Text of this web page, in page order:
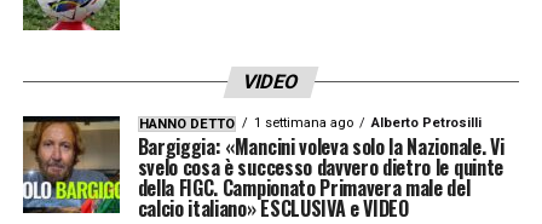
VIDEO
HANNO DETTO 1 settimana ago Alberto Petrosilli
Bargiggia: «Mancini voleva solo la Nazionale. Vi
svelo cosa è successo davvero dietro le quinte
della FIGC. Campionato Primavera male del
calcio italiano» ESCLUSIVA e VIDEO